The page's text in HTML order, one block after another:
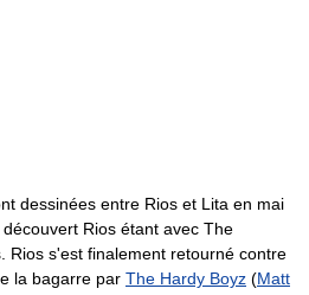
dessinées entre Rios et Lita en mai
Rios étant avec The
Rios s'est finalement retourné contre
la bagarre par The Hardy Boyz (Matt